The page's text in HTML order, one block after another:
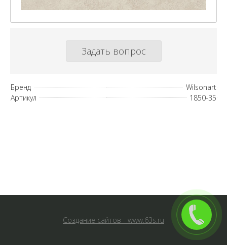
Задать вопрос
Бренд
Wilsonart
Артикул
1850-35
Создание сайтов - www.63s.ru